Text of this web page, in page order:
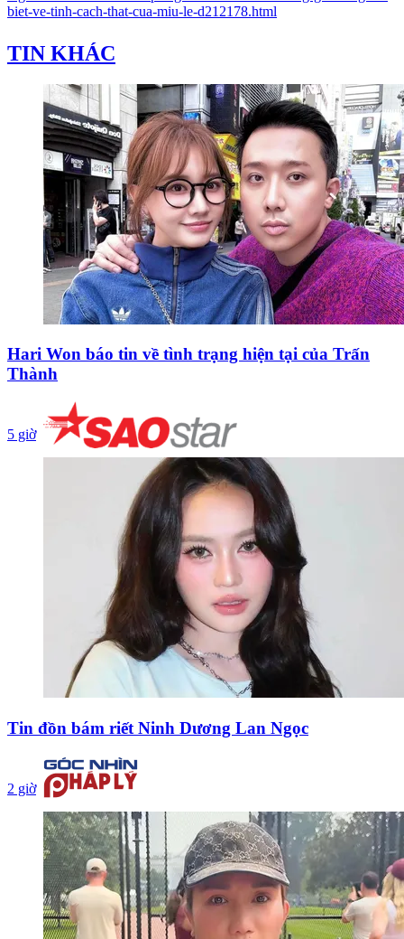
biet-ve-tinh-cach-that-cua-miu-le-d212178.html
TIN KHÁC
Hari Won báo tin về tình trạng hiện tại của Trấn
Thành
5 giờ
Tin đồn bám riết Ninh Dương Lan Ngọc
2 giờ